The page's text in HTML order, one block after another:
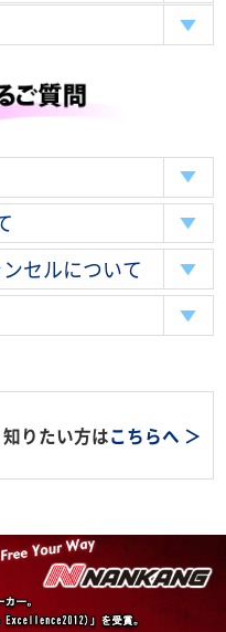
セルについて
りたい方はこちらへ ＞